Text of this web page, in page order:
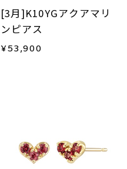
[3月]K10YGアクアマリ
ンピアス
¥53,900